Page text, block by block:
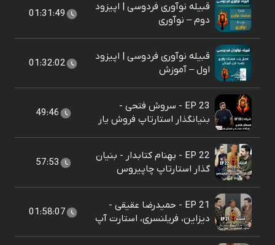
قبیله نوآوری فردوسی | اپیزود
دوم – نوآوری
01:31:49
قبیله نوآوری فردوسی | اپیزود
اول – آموزش
01:32:02
EP 23 - سروش فتحی -
بنیانگذار استارتاپ فروش یار
49:46
EP 22 - بهنام کتابدار - بنیان
گذار استارتاپ چاپیروس
57:53
EP 21 - حمیدرضا عقیقی -
دیزاین، فریلنسری، استارت آپ
01:58:07